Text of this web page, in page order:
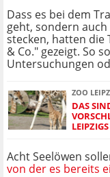
Dass es bei dem
geht, sondern
stecken, hatten die
& Co." gezeigt. So
Untersuchungen
ZOO
DAS
Acht Seelöwen
von der es bereits